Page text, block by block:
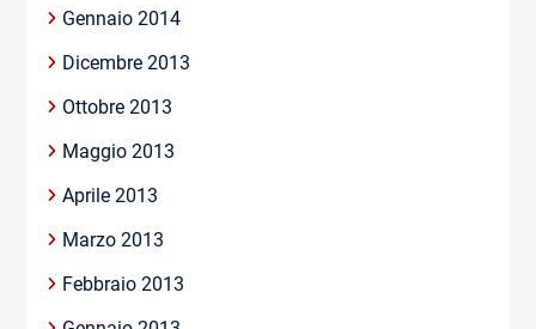
Gennaio 2014
Dicembre 2013
Ottobre 2013
Maggio 2013
Aprile 2013
Marzo 2013
Febbraio 2013